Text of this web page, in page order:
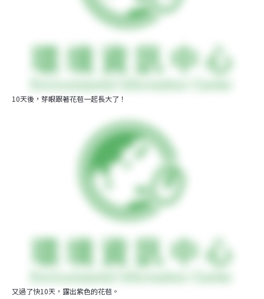
10天後，芽眼跟著花苞一起長大了！
又過了快10天，露出紫色的花苞。